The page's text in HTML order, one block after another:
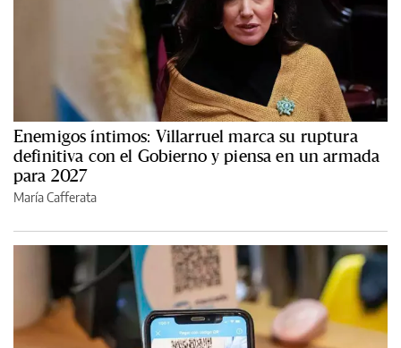
Enemigos íntimos: Villarruel marca su ruptura
definitiva con el Gobierno y piensa en un armada
para 2027
María Cafferata